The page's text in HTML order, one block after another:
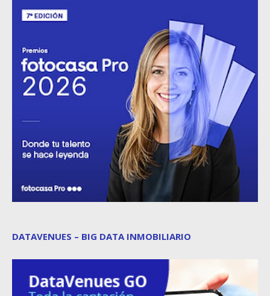
DATAVENUES – BIG DATA INMOBILIARIO